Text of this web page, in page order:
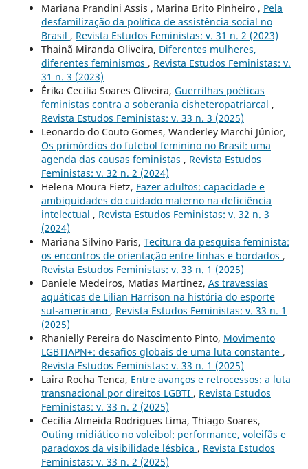
Mariana Prandini Assis , Marina Brito Pinheiro , Pela
desfamilização da política de assistência social no
Brasil , Revista Estudos Feministas: v. 31 n. 2 (2023)
Thainã Miranda Oliveira, Diferentes mulheres,
diferentes feminismos , Revista Estudos Feministas: v.
31 n. 3 (2023)
Érika Cecília Soares Oliveira, Guerrilhas poéticas
feministas contra a soberania cisheteropatriarcal ,
Revista Estudos Feministas: v. 33 n. 3 (2025)
Leonardo do Couto Gomes, Wanderley Marchi Júnior,
Os primórdios do futebol feminino no Brasil: uma
agenda das causas feministas , Revista Estudos
Feministas: v. 32 n. 2 (2024)
Helena Moura Fietz, Fazer adultos: capacidade e
ambiguidades do cuidado materno na deficiência
intelectual , Revista Estudos Feministas: v. 32 n. 3
(2024)
Mariana Silvino Paris, Tecitura da pesquisa feminista:
os encontros de orientação entre linhas e bordados ,
Revista Estudos Feministas: v. 33 n. 1 (2025)
Daniele Medeiros, Matias Martinez, As travessias
aquáticas de Lilian Harrison na história do esporte
sul-americano , Revista Estudos Feministas: v. 33 n. 1
(2025)
Rhanielly Pereira do Nascimento Pinto, Movimento
LGBTIAPN+: desafios globais de uma luta constante ,
Revista Estudos Feministas: v. 33 n. 1 (2025)
Laira Rocha Tenca, Entre avanços e retrocessos: a luta
transnacional por direitos LGBTI , Revista Estudos
Feministas: v. 33 n. 2 (2025)
Cecília Almeida Rodrigues Lima, Thiago Soares,
Outing midiático no voleibol: performance, voleifãs e
paradoxos da visibilidade lésbica , Revista Estudos
Feministas: v. 33 n. 2 (2025)